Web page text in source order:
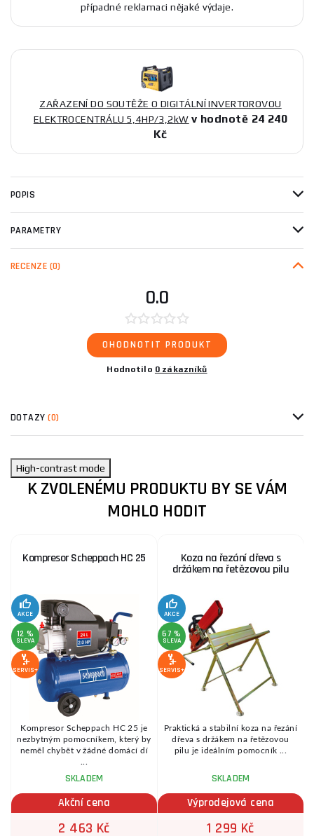
případné reklamaci nějaké výdaje.
ZAŘAZENÍ DO SOUTĚŽE O DIGITÁLNÍ INVERTOROVOU
ELEKTROCENTRÁLU 5,4HP/3,2kW v hodnotě 24 240
Kč
POPIS
PARAMETRY
RECENZE (0)
0.0
OHODNOTIT PRODUKT
Hodnotilo 0 zákazníků
DOTAZY(0)
High-contrast mode
K ZVOLENÉMU PRODUKTU BY SE VÁM
MOHLO HODIT
Kompresor Scheppach HC 25
AKCE
12 %
SLEVA
SERVIS+
Kompresor Scheppach HC 25 je
nezbytným pomocníkem, který by
neměl chybět v žádné domácí dí
SKLADEM
Akční cena
2 463 Kč
Koza na řezání dřeva s
držákem na řetězovou pilu
AKCE
67 %
SLEVA
SERVIS+
Praktická a stabilní koza na řezání
dřeva s držákem na řetězovou
pilu je ideálním pomocník ...
SKLADEM
Výprodejová cena
1 299 Kč